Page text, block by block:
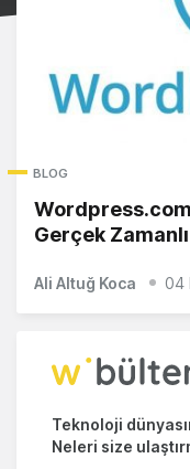
BLOG
Gerçek
Ali Altuğ Koca 04
Teknoloji
Neleri size